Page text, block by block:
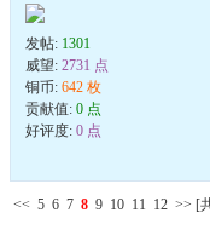
发帖: 1301
威望: 2731 点
铜币: 642 枚
贡献值: 0 点
好评度: 0 点
<< 5 6 7 8 9 10 11 12 >> [